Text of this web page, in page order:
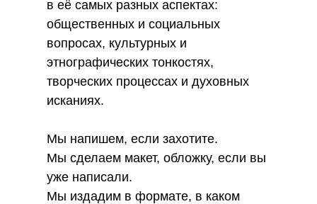
в её самых разных аспектах:
общественных и социальных
вопросах, культурных и
этнографических тонкостях,
творческих процессах и духовных
исканиях.
Мы напишем, если захотите.
Мы сделаем макет, обложку, если вы
уже написали.
Мы издадим в формате, в каком